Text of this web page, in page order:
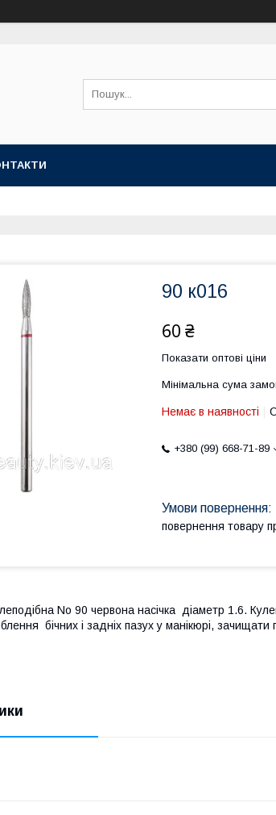
90 к016
60 ₴
Показати оптові ціни
Мінімальна сума
Немає в наявності
+380 (99) 668-71-89
повернення товару
No 90 червона насічка діаметр 1.6.
бічних і задніх пазух у манікюрі, зачищати